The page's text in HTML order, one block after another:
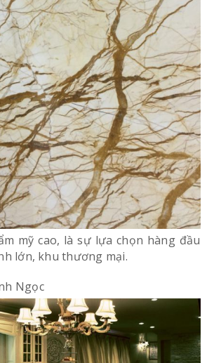
mỹ cao, là sự lựa chọn hàng đầu
lớn, khu thương mại.
Ngọc